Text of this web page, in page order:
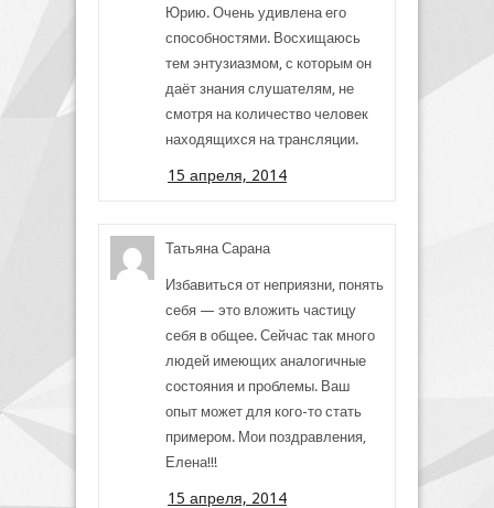
Юрию. Очень удивлена его
способностями. Восхищаюсь
тем энтузиазмом, с которым он
даёт знания слушателям, не
смотря на количество человек
находящихся на трансляции.
15 апреля, 2014
Татьяна Сарана
Избавиться от неприязни, понять
себя — это вложить частицу
себя в общее. Сейчас так много
людей имеющих аналогичные
состояния и проблемы. Ваш
опыт может для кого-то стать
примером. Мои поздравления,
Елена!!!
15 апреля, 2014